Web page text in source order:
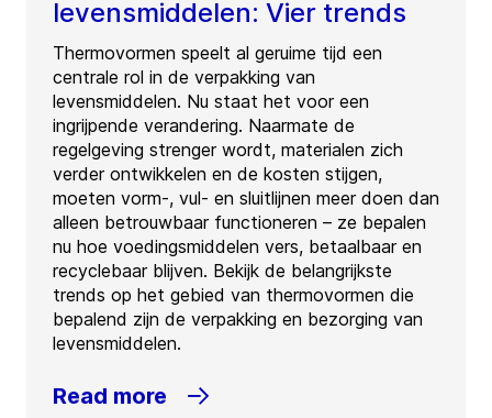
levensmiddelen: Vier trends
Thermovormen speelt al geruime tijd een
centrale rol in de verpakking van
levensmiddelen. Nu staat het voor een
ingrijpende verandering. Naarmate de
regelgeving strenger wordt, materialen zich
verder ontwikkelen en de kosten stijgen,
moeten vorm-, vul- en sluitlijnen meer doen dan
alleen betrouwbaar functioneren – ze bepalen
nu hoe voedingsmiddelen vers, betaalbaar en
recyclebaar blijven. Bekijk de belangrijkste
trends op het gebied van thermovormen die
bepalend zijn de verpakking en bezorging van
levensmiddelen.
Read more